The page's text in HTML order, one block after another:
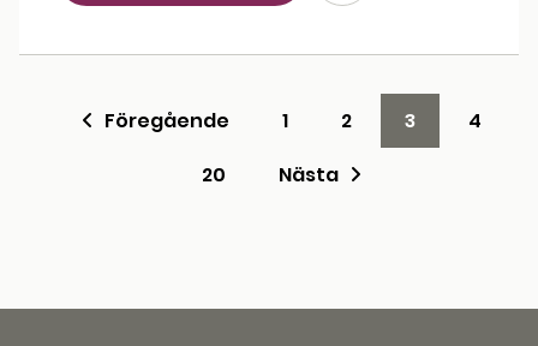
Föregående 1 2 3
4
20
Nästa